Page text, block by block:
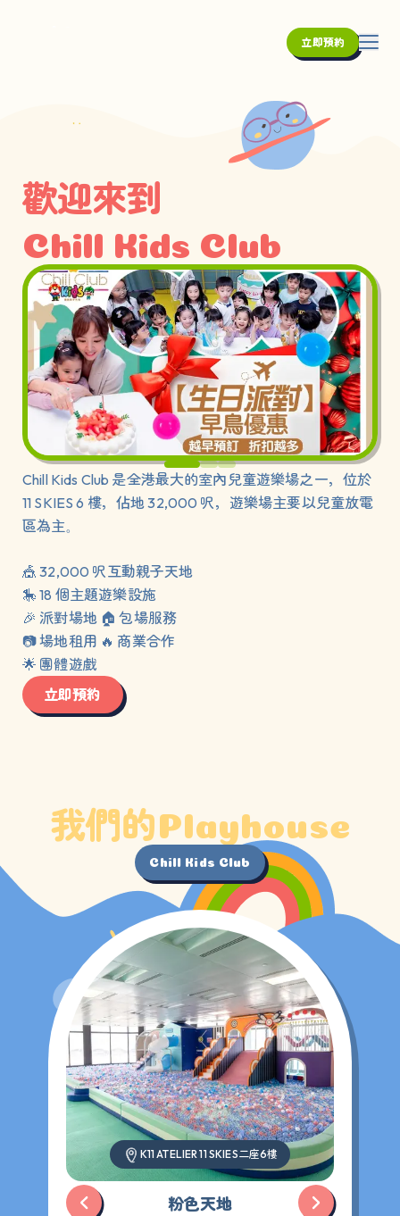
立即預約
歡迎來到
Chill Kids Club
Chill Kids Club 是全港最大的室內兒童遊樂場之一，位於
11 SKIES 6 樓，佔地 32,000 呎，遊樂場主要以兒童放電
區為主。
🎪 32,000 呎互動親子天地
🎠 18 個主題遊樂設施
🎉 派對場地 🏠 包場服務
📷 場地租用 🔥 商業合作
🌟 團體遊戲
立即預約
我們的 Playhouse
Chill Kids Club
K11 ATELIER 11 SKIES二座6樓
粉色天地